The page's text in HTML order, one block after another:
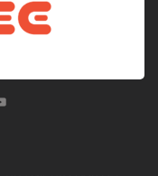
pequeño para un